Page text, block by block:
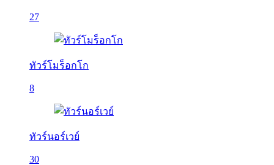
27
ทัวร์โมร็อกโก
8
ทัวร์นอร์เวย์
30